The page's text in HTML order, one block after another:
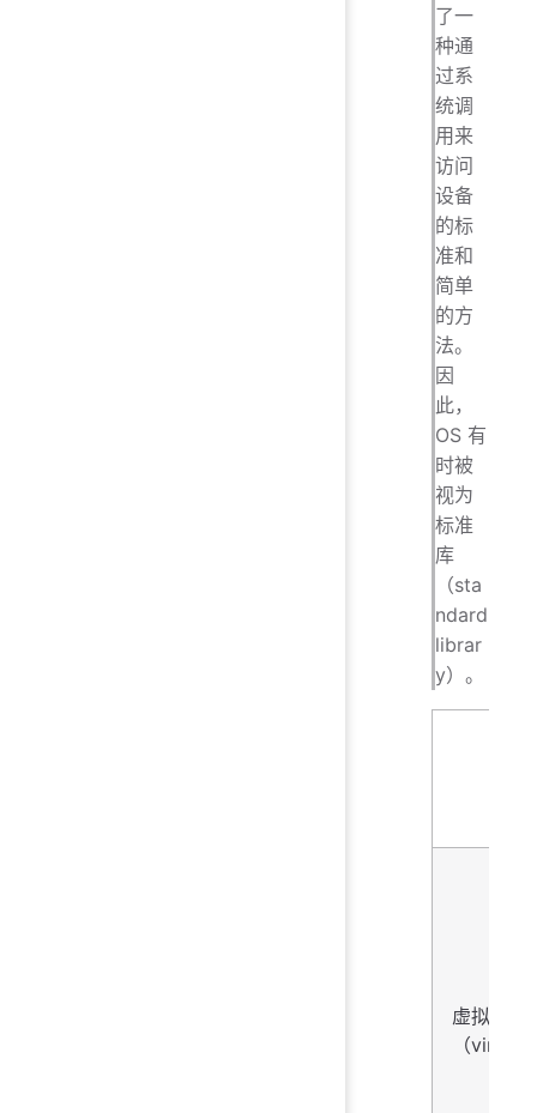
了一
种通
过系
统调
用来
访问
设备
的标
准和
简单
的方
法。
因
此，
OS 有
时被
视为
标准
库
（sta
ndard
librar
y）。
虚拟化
（